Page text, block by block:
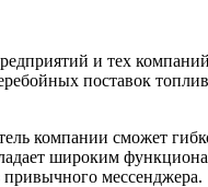
и тех
поставок
компании сможет
широким
привычного мессенджера.